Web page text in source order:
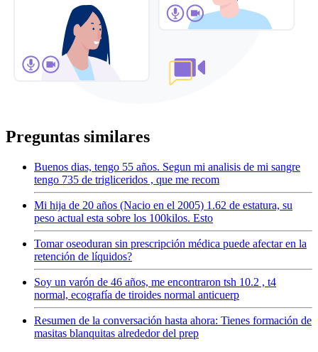
Preguntas similares
Buenos dias, tengo 55 años. Segun mi analisis de mi sangre
tengo 735 de trigliceridos , que me recom
Mi hija de 20 años (Nacio en el 2005) 1.62 de estatura, su
peso actual esta sobre los 100kilos. Esto
Tomar oseoduran sin prescripción médica puede afectar en la
retención de líquidos?
Soy un varón de 46 años, me encontraron tsh 10.2 , t4
normal, ecografía de tiroides normal anticuerp
Resumen de la conversación hasta ahora: Tienes formación de
masitas blanquitas alrededor del prep